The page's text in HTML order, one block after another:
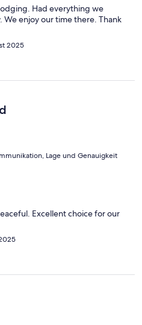
Had everything we
enjoy our time there. Thank
2025
Lage und Genauigkeit
Excellent choice for our